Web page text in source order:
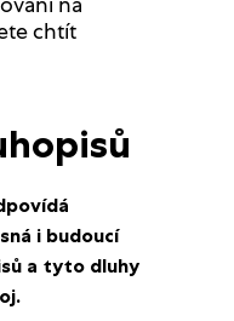
chtít
i budoucí
a tyto dluhy